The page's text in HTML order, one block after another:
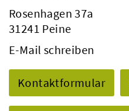
Rosenhagen 37a
31241 Peine
E-Mail schreiben
Kontaktformular